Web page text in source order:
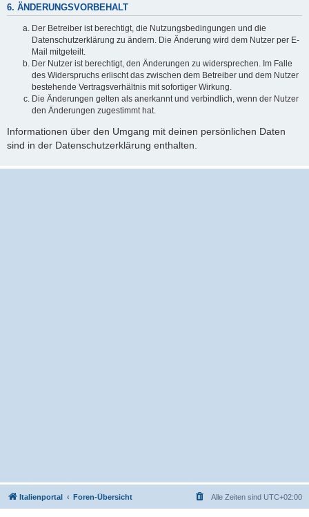
6. ÄNDERUNGSVORBEHALT
Der Betreiber ist berechtigt, die Nutzungsbedingungen und die
Datenschutzerklärung zu ändern. Die Änderung wird dem Nutzer per E-
Mail mitgeteilt.
Der Nutzer ist berechtigt, den Änderungen zu widersprechen. Im Falle
des Widerspruchs erlischt das zwischen dem Betreiber und dem Nutzer
bestehende Vertragsverhältnis mit sofortiger Wirkung.
Die Änderungen gelten als anerkannt und verbindlich, wenn der Nutzer
den Änderungen zugestimmt hat.
Informationen über den Umgang mit deinen persönlichen Daten
sind in der Datenschutzerklärung enthalten.
Italienportal Foren-Übersicht Alle Zeiten sind UTC+02:00